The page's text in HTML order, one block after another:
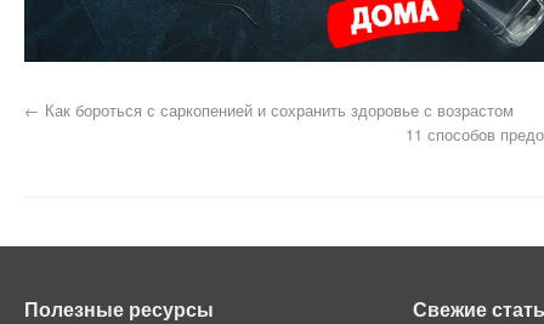
← Как бороться с саркопенией и сохранить здоровье с возрастом
11 способов
Полезные ресурсы Свежие